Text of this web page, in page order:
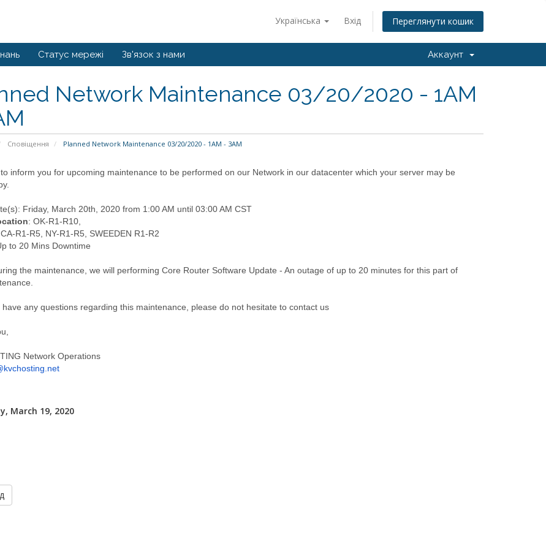
Українська Вхід Переглянути кошик
Статус мережі Зв'язок з нами Аккаунт
Network Maintenance 03/20/2020 - 1AM
Сповіщення Planned Network Maintenance 03/20/2020 - 1AM - 3AM
inform you for upcoming maintenance to be performed on our Network in our datacenter which your server may be
Friday, March 20th, 2020 from 1:00 AM until 03:00 AM CST
: OK-R1-R10,
R1-R5, NY-R1-R5, SWEEDEN R1-R2
to 20 Mins Downtime
the maintenance, we will performing Core Router Software Update - An outage of up to 20 minutes for this part of
have any questions regarding this maintenance, please do not hesitate to contact us
Network Operations
March 19, 2020